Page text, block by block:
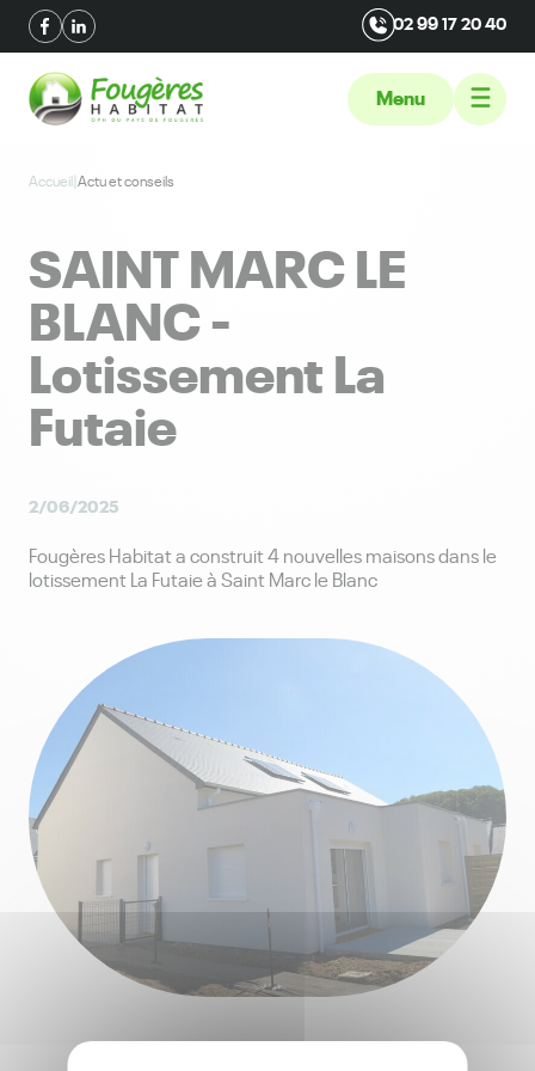
02 99 17 20 40
Menu
Accueil|Actu et conseils
SAINT MARC LE
BLANC -
Lotissement La
Futaie
2/06/2025
Fougères Habitat a construit 4 nouvelles maisons dans le
lotissement La Futaie à Saint Marc le Blanc